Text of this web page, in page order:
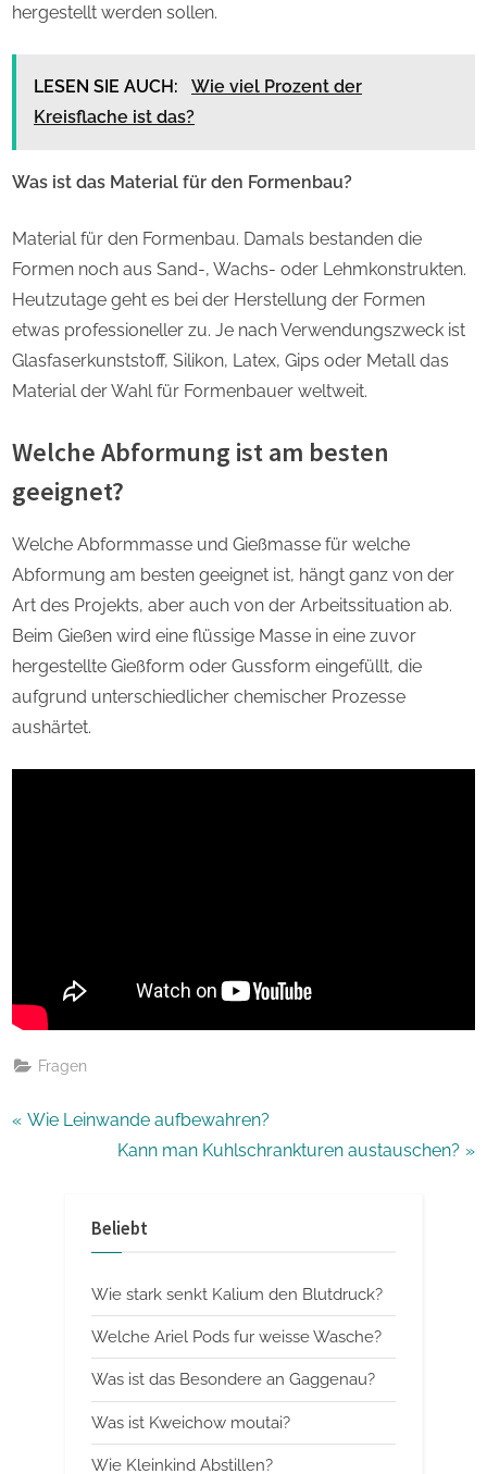
hergestellt werden sollen.
LESEN SIE AUCH:
Wie viel Prozent der
Kreisflache ist das?
Was ist das Material für den Formenbau?
Material für den Formenbau. Damals bestanden die
Formen noch aus Sand-, Wachs- oder Lehmkonstrukten.
Heutzutage geht es bei der Herstellung der Formen
etwas professioneller zu. Je nach Verwendungszweck ist
Glasfaserkunststoff, Silikon, Latex, Gips oder Metall das
Material der Wahl für Formenbauer weltweit.
Welche Abformung ist am besten
geeignet?
Welche Abformmasse und Gießmasse für welche
Abformung am besten geeignet ist, hängt ganz von der
Art des Projekts, aber auch von der Arbeitssituation ab.
Beim Gießen wird eine flüssige Masse in eine zuvor
hergestellte Gießform oder Gussform eingefüllt, die
aufgrund unterschiedlicher chemischer Prozesse
aushärtet.
Fragen
Beitragsnavigation
P
Wie Leinwande aufbewahren?
N
t
o
s
t
Kann man Kuhlschrankturen austauschen?
Beliebt
Wie stark senkt Kalium den Blutdruck?
Welche Ariel Pods fur weisse Wasche?
Was ist das Besondere an Gaggenau?
Was ist Kweichow moutai?
Wie Kleinkind Abstillen?